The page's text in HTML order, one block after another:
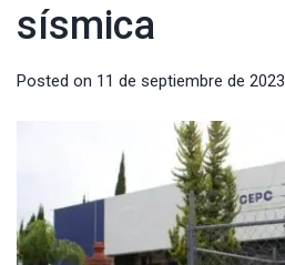
sísmica
Posted on 11 de septiembre de 2023